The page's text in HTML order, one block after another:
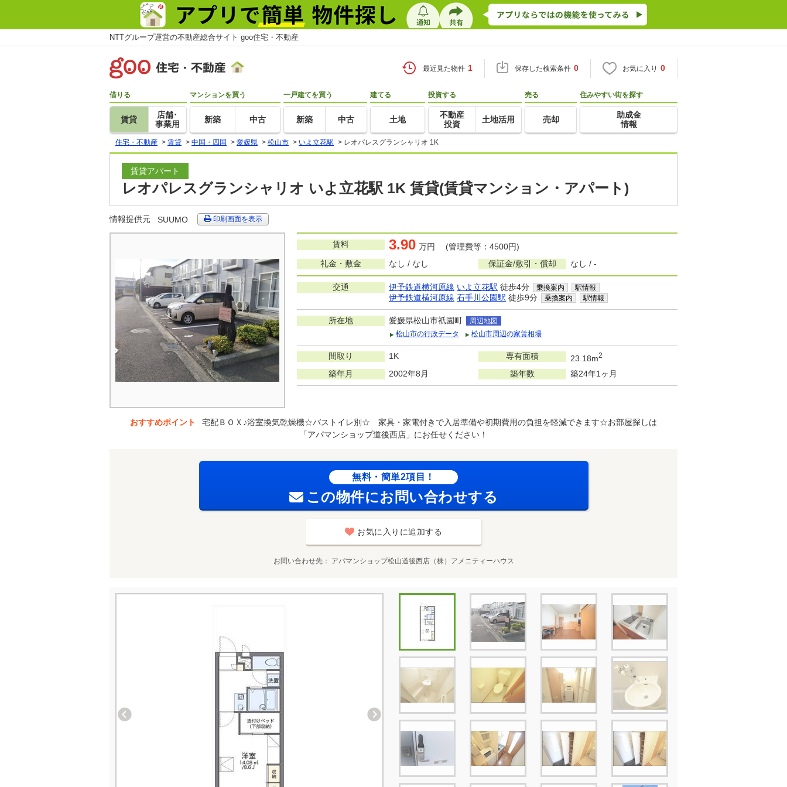
NTTグループ運営の不動産総合サイト goo住宅・不動産
最近見た物件 1 保存した検索条件 0 お気に入り 0
借りる
賃貸
店舗･
事業用
マンションを買う
新築 中古
一戸建てを買う
新築 中古
建てる
土地
投資する
不動産
投資
土地活用
売る
売却
住みやすい街を探す
助成金
情報
住宅・不動産 > 賃貸 > 中国・四国 > 愛媛県 > 松山市 > いよ立花駅 > レオパレスグランシャリオ 1K
賃貸アパート
レオパレスグランシャリオ いよ立花駅 1K 賃貸(賃貸マンション・アパート)
情報提供元 SUUMO 印刷画面を表示
賃料 3.90 万円 (管理費等：4500円)
礼金・敷金
なし / なし 保証金/敷引・償却 なし / -
交通 伊予鉄道横河原線 いよ立花駅 徒歩4分 乗換案内 駅情報
伊予鉄道横河原線 石手川公園駅 徒歩9分 乗換案内 駅情報
所在地 愛媛県松山市祇園町
周辺地図
松山市の行政データ
松山市周辺の家賃相場
間取り 1K 専有面積 23.18m2
築年月 2002年8月 築年数 築24年1ヶ月
おすすめポイント
宅配ＢＯＸ♪浴室換気乾燥機☆バストイレ別☆ 家具・家電付きで入居準備や初期費用の負担を軽減できます☆お部屋探しは
「アパマンショップ道後西店」にお任せください！
無料・簡単2項目！
この物件にお問い合わせする
お気に入りに追加する
お問い合わせ先 アパマンショップ松山道後西店（株）アメニティーハウス